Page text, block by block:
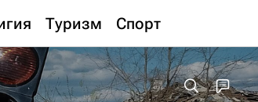
Туризм Спорт